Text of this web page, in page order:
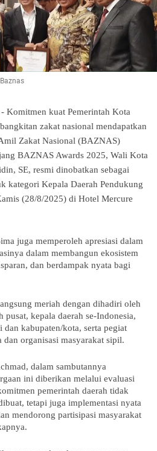
- Komitmen kuat Pemerintah Kota
zakat nasional mendapatkan
Zakat Nasional (BAZNAS)
BAZNAS Awards 2025, Wali Kota
SE, resmi dinobatkan sebagai
kategori Kepala Daerah Pendukung
(28/8/2025) di Hotel Mercure
juga memperoleh apresiasi dalam
dalam membangun ekosistem
dan berdampak nyata bagi
meriah dengan dihadiri oleh
pusat, kepala daerah se-Indonesia,
kabupaten/kota, serta pegiat
dan organisasi masyarakat sipil.
dalam sambutannya
ini diberikan melalui evaluasi
pemerintah daerah tidak
tetapi juga implementasi nyata
mendorong partisipasi masyarakat